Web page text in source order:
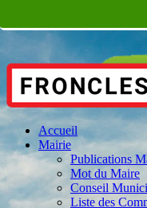
Accueil
Mairie
Publications
Mot du Maire
Conseil
Liste des